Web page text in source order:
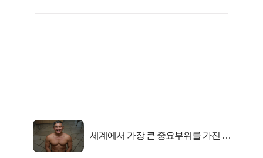
세계에서 가장 큰 중요부위를 가진 남